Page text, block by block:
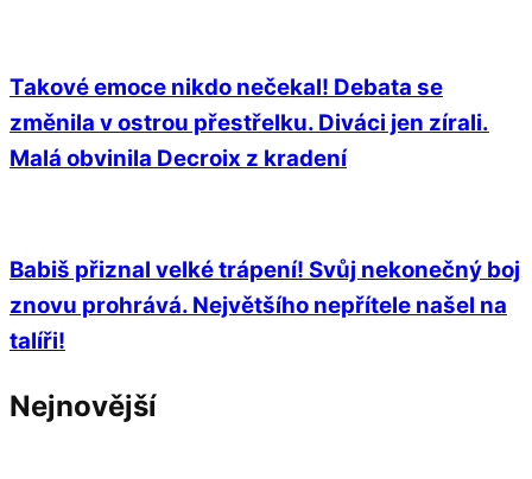
Takové emoce nikdo nečekal! Debata se
změnila v ostrou přestřelku. Diváci jen zírali.
Malá obvinila Decroix z kradení
Babiš přiznal velké trápení! Svůj nekonečný boj
znovu prohrává. Největšího nepřítele našel na
talíři!
Nejnovější